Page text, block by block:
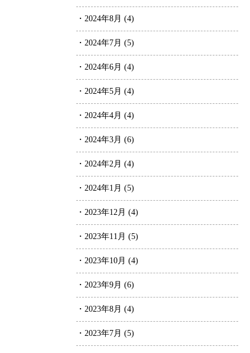
・2024年8月 (4)
・2024年7月 (5)
・2024年6月 (4)
・2024年5月 (4)
・2024年4月 (4)
・2024年3月 (6)
・2024年2月 (4)
・2024年1月 (5)
・2023年12月 (4)
・2023年11月 (5)
・2023年10月 (4)
・2023年9月 (6)
・2023年8月 (4)
・2023年7月 (5)